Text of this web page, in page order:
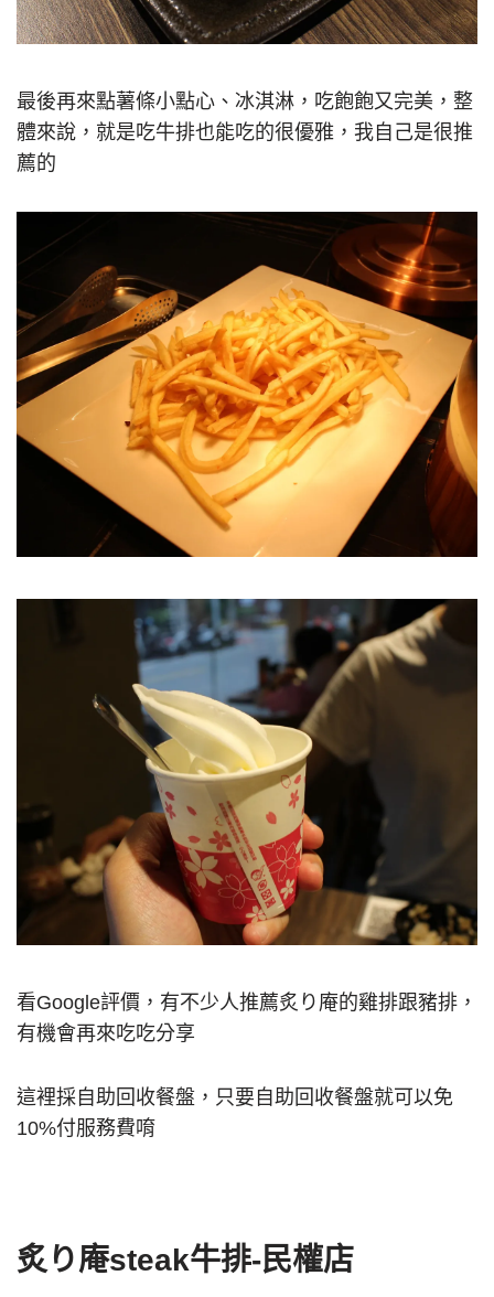
最後再來點薯條小點心、冰淇淋，吃飽飽又完美，整
體來說，就是吃牛排也能吃的很優雅，我自己是很推
薦的
看Google評價，有不少人推薦炙り庵的雞排跟豬排，
有機會再來吃吃分享
這裡採自助回收餐盤，只要自助回收餐盤就可以免
10%付服務費唷
炙り庵steak牛排-民權店